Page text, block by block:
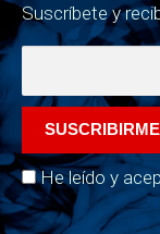
Suscríbete y
He leído y